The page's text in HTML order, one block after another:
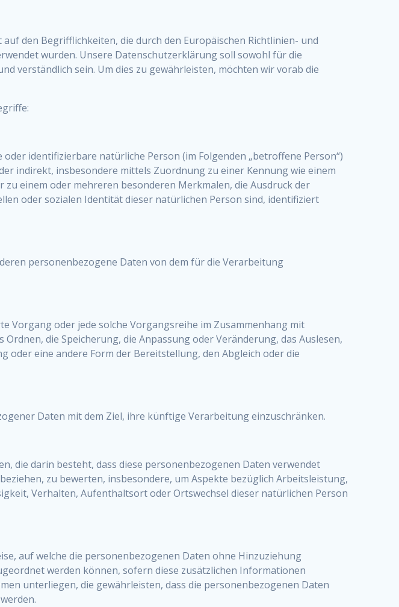
den Begrifflichkeiten, die durch den Europäischen Richtlinien- und
wurden. Unsere Datenschutzerklärung soll sowohl für die
verständlich sein. Um dies zu gewährleisten, möchten wir vorab die
identifizierbare natürliche Person (im Folgenden „betroffene Person“)
indirekt, insbesondere mittels Zuordnung zu einer Kennung wie einem
einem oder mehreren besonderen Merkmalen, die Ausdruck der
oder sozialen Identität dieser natürlichen Person sind, identifiziert
personenbezogene Daten von dem für die Verarbeitung
oder jede solche Vorgangsreihe im Zusammenhang mit
die Speicherung, die Anpassung oder Veränderung, das Auslesen,
eine andere Form der Bereitstellung, den Abgleich oder die
Daten mit dem Ziel, ihre künftige Verarbeitung einzuschränken.
die darin besteht, dass diese personenbezogenen Daten verwendet
zu bewerten, insbesondere, um Aspekte bezüglich Arbeitsleistung,
Verhalten, Aufenthaltsort oder Ortswechsel dieser natürlichen Person
auf welche die personenbezogenen Daten ohne Hinzuziehung
werden können, sofern diese zusätzlichen Informationen
unterliegen, die gewährleisten, dass die personenbezogenen Daten